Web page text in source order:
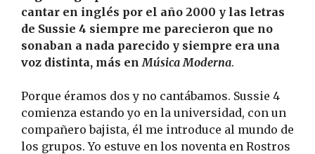
cantar en inglés por el año 2000 y las letras
de Sussie 4 siempre me parecieron que no
sonaban a nada parecido y siempre era una
voz distinta, más en Música Moderna.
Porque éramos dos y no cantábamos. Sussie 4
comienza estando yo en la universidad, con un
compañero bajista, él me introduce al mundo de
los grupos. Yo estuve en los noventa en Rostros